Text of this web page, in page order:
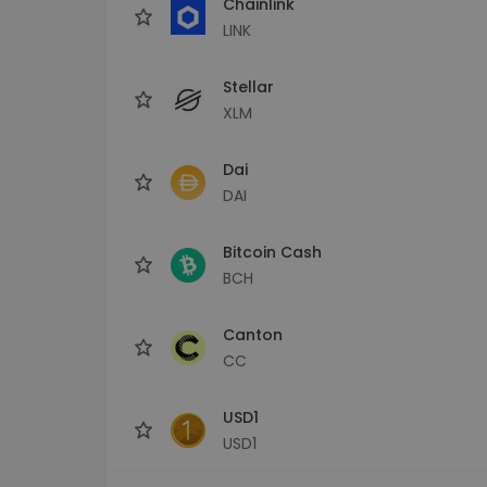
LINK
Stellar
XLM
Dai
DAI
Bitcoin Cash
BCH
Canton
CC
USD1
USD1